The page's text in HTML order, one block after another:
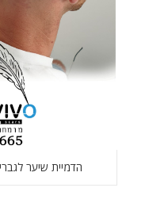
הדמיית שיער